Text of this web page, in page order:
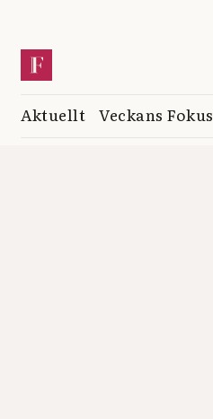
Aktuellt Veckans Fokus